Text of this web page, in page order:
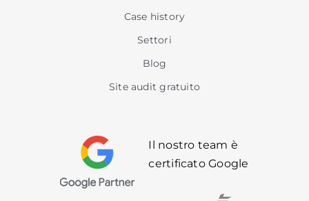
Case history
Settori
Blog
Site audit gratuito
Il nostro team è
certificato Google